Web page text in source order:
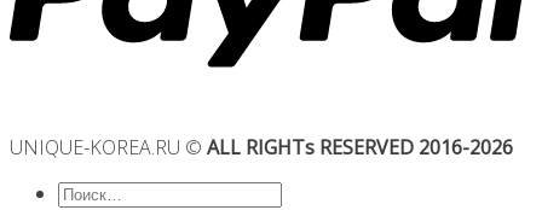
UNIQUE-KOREA.RU © ALL RIGHTs RESERVED 2016-2026
Искать: